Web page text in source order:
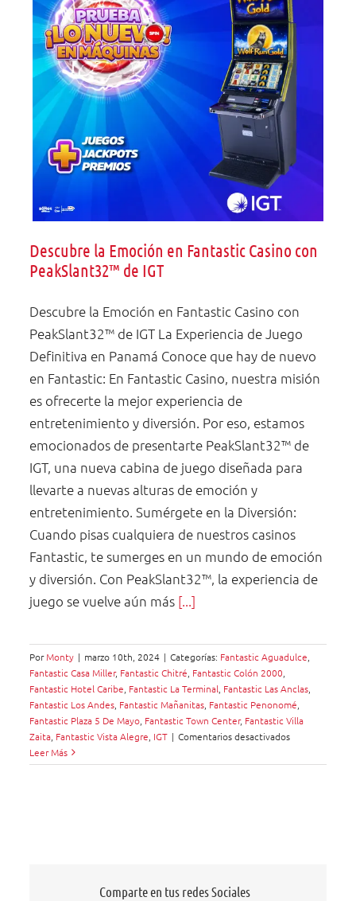
KONAMI
Descubre la Emoción en Fantastic Casino con
PeakSlant32™ de IGT
Descubre la Emoción en Fantastic Casino con
PeakSlant32™ de IGT La Experiencia de Juego
Definitiva en Panamá Conoce que hay de nuevo
en Fantastic: En Fantastic Casino, nuestra misión
es ofrecerte la mejor experiencia de
entretenimiento y diversión. Por eso, estamos
emocionados de presentarte PeakSlant32™ de
IGT, una nueva cabina de juego diseñada para
llevarte a nuevas alturas de emoción y
entretenimiento. Sumérgete en la Diversión:
Cuando pisas cualquiera de nuestros casinos
Fantastic, te sumerges en un mundo de emoción
y diversión. Con PeakSlant32™, la experiencia de
juego se vuelve aún más [...]
PorMonty | marzo 10th, 2024 | Categorías: Fantastic Aguadulce
Fantastic Casa Miller, Fantastic Chitré Fantastic Colón 2000
Fantastic Hotel Caribe Fantastic La Terminal Fantastic Las Anclas
Fantastic Los Andes Fantastic Mañanitas Fantastic Penonomé
Fantastic Plaza 5 De Mayo Fantastic Town Center, Fantastic Villa
Zaita Fantastic Vista Alegre IGT | Comentarios desactivadosen
la
Leer Más
Comparte en tus redes Sociales